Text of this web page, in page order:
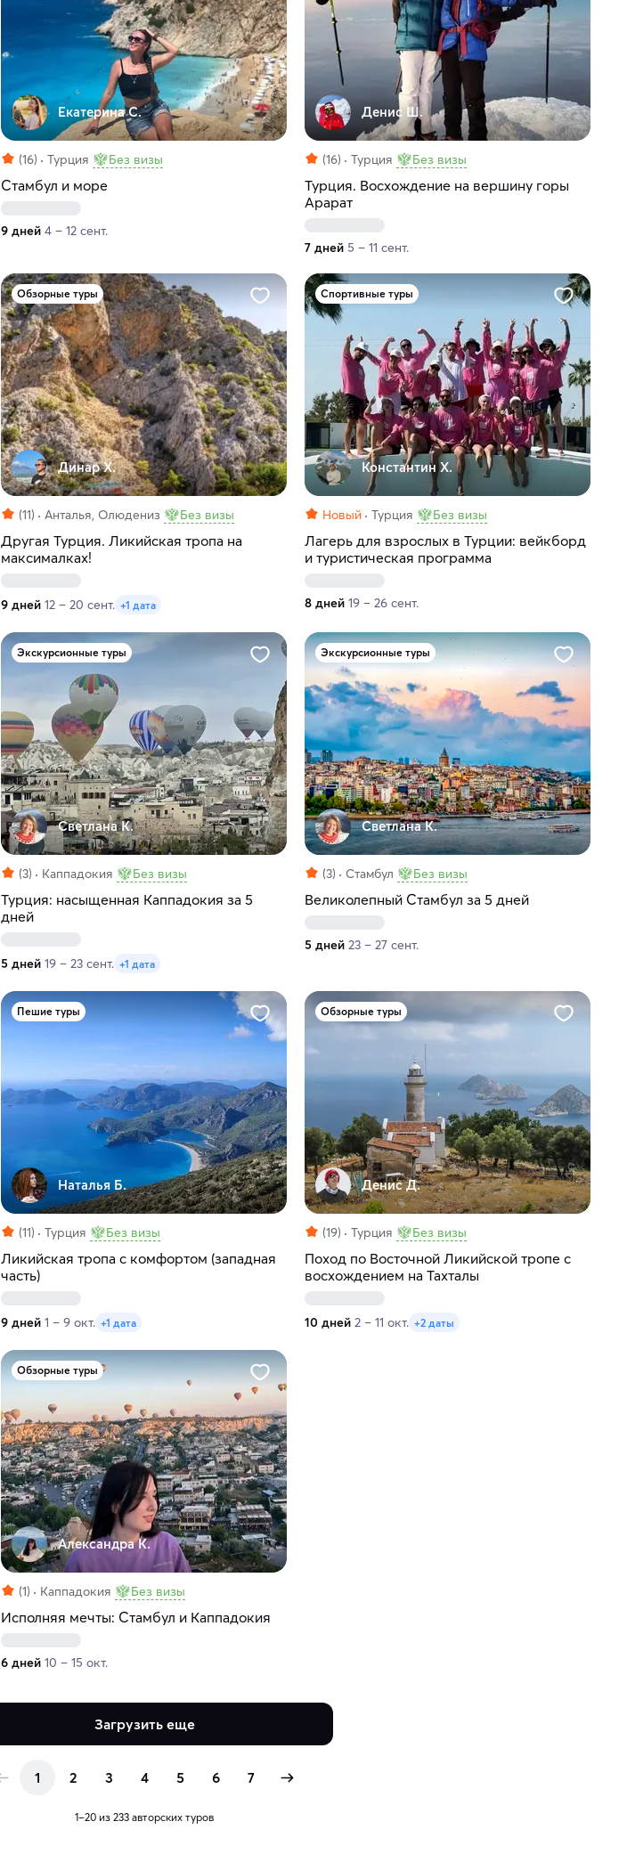
Екатерина С.
(16) Турция Без визы
Стамбул и море
9 дней 4 – 12 сент.
Денис Ш.
(16) Турция Без визы
Турция. Восхождение на вершину горы
Арарат
7 дней 5 – 11 сент.
Обзорные туры
Динар Х.
(11) Анталья, Олюдениз Без визы
Другая Турция. Ликийская тропа на
максималках!
9 дней 12 – 20 сент. +1 дата
Спортивные туры
Константин Х.
Новый Турция Без визы
Лагерь для взрослых в Турции: вейкборд
и туристическая программа
8 дней 19 – 26 сент.
Экскурсионные туры
Светлана К.
(3) Каппадокия Без визы
Турция: насыщенная Каппадокия за 5
дней
5 дней 19 – 23 сент. +1 дата
Экскурсионные туры
Светлана К.
(3) Стамбул Без визы
Великолепный Стамбул за 5 дней
5 дней 23 – 27 сент.
Пешие туры
Наталья Б.
(11) Турция Без визы
Ликийская тропа с комфортом (западная
часть)
9 дней 1 – 9 окт. +1 дата
Обзорные туры
Денис Д.
(19) Турция Без визы
Поход по Восточной Ликийской тропе с
восхождением на Тахталы
10 дней 2 – 11 окт. +2 даты
Обзорные туры
Александра К.
(1) Каппадокия Без визы
Исполняя мечты: Стамбул и Каппадокия
6 дней 10 – 15 окт.
Загрузить еще
1 2 3 4 5 6 7
1–20 из 233 авторских туров